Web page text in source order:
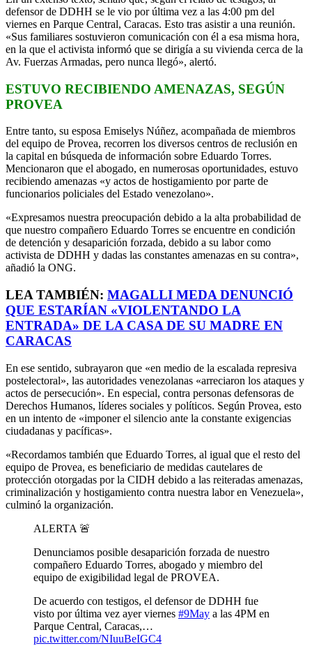
defensor de DDHH se le vio por última vez a las 4:00 pm del
viernes en Parque Central, Caracas. Esto tras asistir a una reunión.
«Sus familiares sostuvieron comunicación con él a esa misma hora,
en la que el activista informó que se dirigía a su vivienda cerca de la
Av. Fuerzas Armadas, pero nunca llegó», alertó.
ESTUVO RECIBIENDO AMENAZAS, SEGÚN
PROVEA
Entre tanto, su esposa Emiselys Núñez, acompañada de miembros
del equipo de Provea, recorren los diversos centros de reclusión en
la capital en búsqueda de información sobre Eduardo Torres.
Mencionaron que el abogado, en numerosas oportunidades, estuvo
recibiendo amenazas «y actos de hostigamiento por parte de
funcionarios policiales del Estado venezolano».
«Expresamos nuestra preocupación debido a la alta probabilidad de
que nuestro compañero Eduardo Torres se encuentre en condición
de detención y desaparición forzada, debido a su labor como
activista de DDHH y dadas las constantes amenazas en su contra»,
añadió la ONG.
LEA TAMBIÉN: MAGALLI MEDA DENUNCIÓ
QUE ESTARÍAN «VIOLENTANDO LA
ENTRADA» DE LA CASA DE SU MADRE EN
CARACAS
En ese sentido, subrayaron que «en medio de la escalada represiva
postelectoral», las autoridades venezolanas «arreciaron los ataques y
actos de persecución». En especial, contra personas defensoras de
Derechos Humanos, líderes sociales y políticos. Según Provea, esto
en un intento de «imponer el silencio ante la constante exigencias
ciudadanas y pacíficas».
«Recordamos también que Eduardo Torres, al igual que el resto del
equipo de Provea, es beneficiario de medidas cautelares de
protección otorgadas por la CIDH debido a las reiteradas amenazas,
criminalización y hostigamiento contra nuestra labor en Venezuela»,
culminó la organización.
ALERTA 🚨
Denunciamos posible desaparición forzada de nuestro
compañero Eduardo Torres, abogado y miembro del
equipo de exigibilidad legal de PROVEA.
De acuerdo con testigos, el defensor de DDHH fue
visto por última vez ayer viernes #9May a las 4PM en
Parque Central, Caracas,…
pic.twitter.com/NIuuBeIGC4